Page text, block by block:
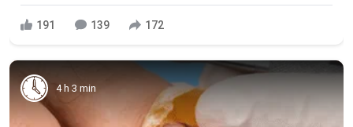
191 139 172
4 h 3 min